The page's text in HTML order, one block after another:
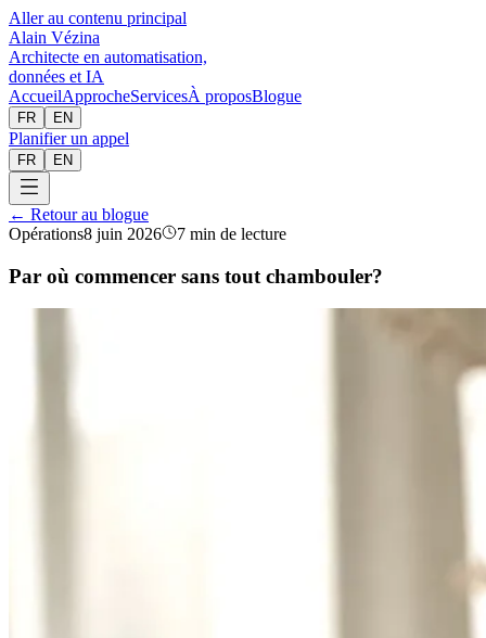
Aller au contenu principal
Alain Vézina
Architecte en automatisation,
données et IA
AccueilApprocheServicesÀ proposBlogue
FR EN
Planifier un appel
FR EN
← Retour au blogue
Opérations8 juin 2026 7 min de lecture
Par où commencer sans tout chambouler?